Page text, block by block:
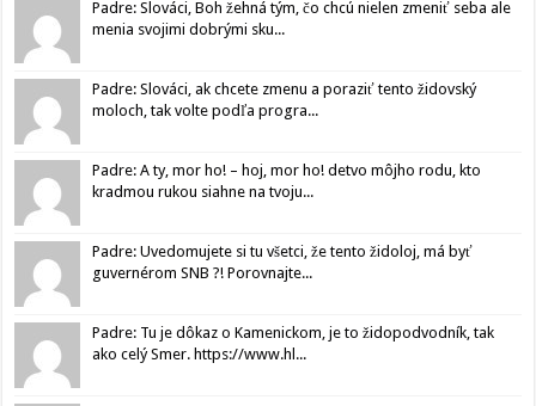
Padre: Slováci, Boh žehná tým, čo chcú nielen zmeniť seba ale
menia svojimi dobrými sku...
Padre: Slováci, ak chcete zmenu a poraziť tento židovský
moloch, tak volte podľa progra...
Padre: A ty, mor ho! – hoj, mor ho! detvo môjho rodu, kto
kradmou rukou siahne na tvoju...
Padre: Uvedomujete si tu všetci, že tento židoloj, má byť
guvernérom SNB ?! Porovnajte...
Padre: Tu je dôkaz o Kamenickom, je to židopodvodník, tak
ako celý Smer. https://www.hl...